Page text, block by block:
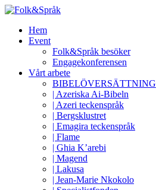
Hem
Event
Folk&Språk besöker
Engagekonferensen
Vårt arbete
BIBELÖVERSÄTTNING
| Azeriska Ai-Bibeln
| Azeri teckenspråk
| Bergsklustret
| Emagira teckenspråk
| Flame
| Ghia K’arebi
| Magend
| Lakusa
| Jean-Marie Nkokolo